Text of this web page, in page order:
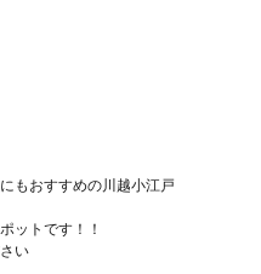
もおすすめの川越小江戸
ットです！！
い